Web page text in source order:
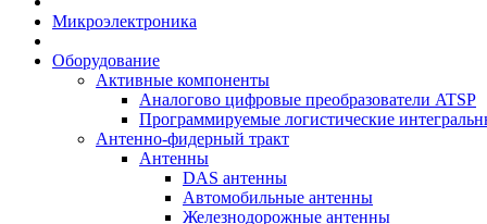
Микроэлектроника
Оборудование
Активные компоненты
Аналогово цифровые преобразователи ATSP
Программируемые логистические
Антенно-фидерный тракт
Антенны
DAS антенны
Автомобильные антенны
Железнодорожные антенны